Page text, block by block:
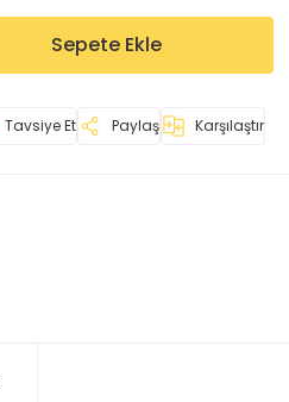
Sepete Ekle
Tavsiye Et Paylaş Karşılaştır